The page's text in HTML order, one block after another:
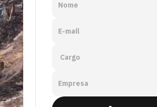
Nome
E-mail
Empresa